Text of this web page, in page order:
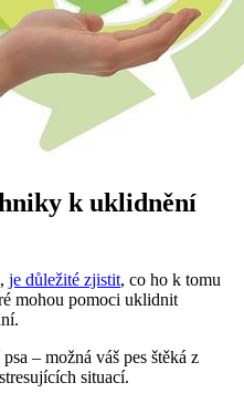
k uklidnění
je důležité zjistit, co ho k tomu
mohou pomoci uklidnit
– možná váš pes štěká z
situací.